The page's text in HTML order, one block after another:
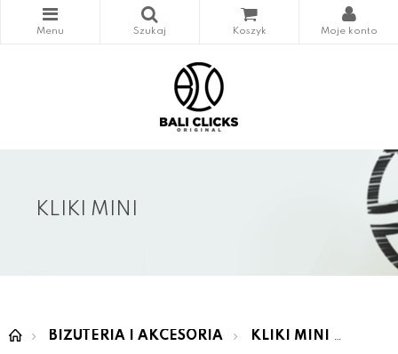
KLIKI MINI
BIŻUTERIA I AKCESORIA KLIKI MINI